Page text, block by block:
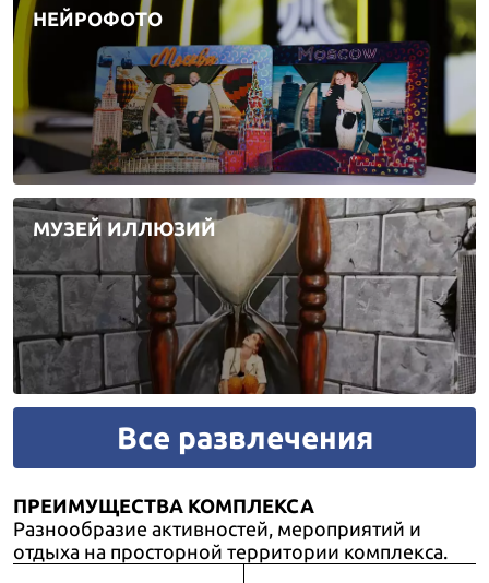
НЕЙРОФОТО
МУЗЕЙ ИЛЛЮЗИЙ
Все развлечения
ПРЕИМУЩЕСТВА КОМПЛЕКСА
Разнообразие активностей, мероприятий и
отдыха на просторной территории комплекса.